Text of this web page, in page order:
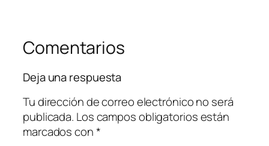
Comentarios
Deja una respuesta
Tu dirección de correo electrónico no será
publicada. Los campos obligatorios están
marcados con*